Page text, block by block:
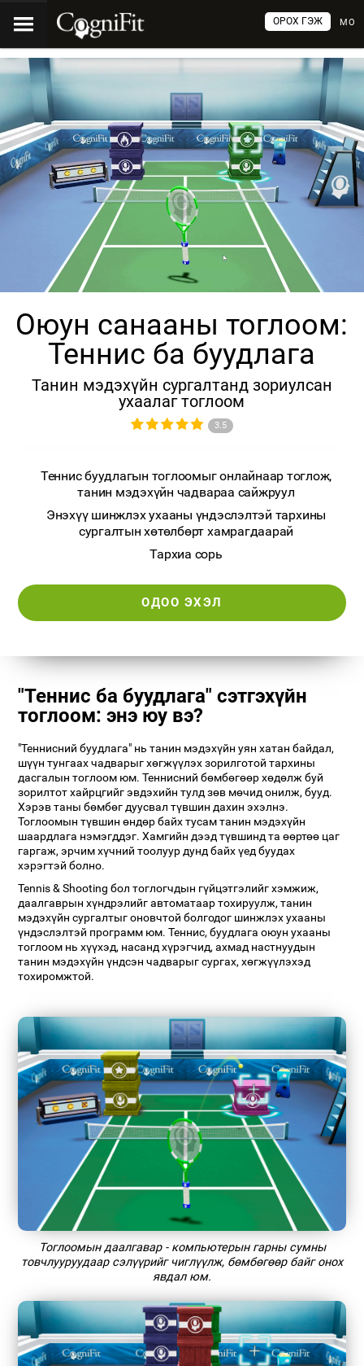
МО
ОРОХ ГЭЖ
Оюун санааны тоглоом:
Теннис ба буудлага
Танин мэдэхүйн сургалтанд зориулсан
ухаалаг тоглоом
3.5
Теннис буудлагын тоглоомыг онлайнаар тоглож,
танин мэдэхүйн чадвараа сайжруул
Энэхүү шинжлэх ухааны үндэслэлтэй тархины
сургалтын хөтөлбөрт хамрагдаарай
Тархиа сорь
ОДОО ЭХЭЛ
"Теннис ба буудлага" сэтгэхүйн
тоглоом: энэ юу вэ?
"Теннисний буудлага" нь танин мэдэхүйн уян хатан байдал,
шүүн тунгаах чадварыг хөгжүүлэх зорилготой тархины
дасгалын тоглоом юм. Теннисний бөмбөгөөр хөдөлж буй
зорилтот хайрцгийг эвдэхийн тулд зөв мөчид онилж, бууд.
Хэрэв таны бөмбөг дуусвал түвшин дахин эхэлнэ.
Тоглоомын түвшин өндөр байх тусам танин мэдэхүйн
шаардлага нэмэгддэг. Хамгийн дээд түвшинд та өөртөө цаг
гаргаж, эрчим хүчний тоолуур дунд байх үед буудах
хэрэгтэй болно.
Tennis & Shooting бол тоглогчдын гүйцэтгэлийг хэмжиж,
даалгаврын хүндрэлийг автоматаар тохируулж, танин
мэдэхүйн сургалтыг оновчтой болгодог шинжлэх ухааны
үндэслэлтэй программ юм. Теннис, буудлага оюун ухааны
тоглоом нь хүүхэд, насанд хүрэгчид, ахмад настнуудын
танин мэдэхүйн үндсэн чадварыг сургах, хөгжүүлэхэд
тохиромжтой.
Тоглоомын даалгавар - компьютерын гарны сумны
товчлууруудаар сэлүүрийг чиглүүлж, бөмбөгөөр байг онох
явдал юм.